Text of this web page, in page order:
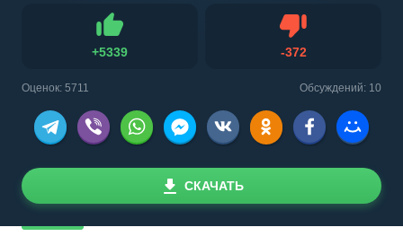
+5339
Нравится
-372Не нравится
Оценок: 5711 Обсуждений: 10
СКАЧАТЬ